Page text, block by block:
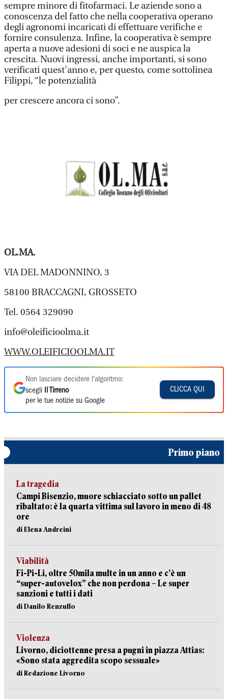
sempre minore di fitofarmaci. Le aziende sono a
conoscenza del fatto che nella cooperativa operano
degli agronomi incaricati di effettuare verifiche e
fornire consulenza. Infine, la cooperativa è sempre
aperta a nuove adesioni di soci e ne auspica la
crescita. Nuovi ingressi, anche importanti, si sono
verificati quest’anno e, per questo, come sottolinea
Filippi, “le potenzialità
per crescere ancora ci sono”.
OL.MA.
VIA DEL MADONNINO, 3
58100 BRACCAGNI, GROSSETO
Tel. 0564 329090
info@oleificioolma.it
WWW.OLEIFICIOOLMA.IT
Non lasciare decidere l'algoritmo:
scegli
Il Tirreno
per le tue notizie su Google
CLICCA QUI
Primo piano
La tragedia
Campi Bisenzio, muore schiacciato sotto un pallet
ribaltato: è la quarta vittima sul lavoro in meno di 48
ore
di Elena Andreini
Viabilità
Fi-Pi-Li, oltre 50mila multe in un anno e c’è un
“super-autovelox” che non perdona – Le super
sanzioni e tutti i dati
di Danilo Renzullo
Violenza
Livorno, diciottenne presa a pugni in piazza Attias:
«Sono stata aggredita scopo sessuale»
di Redazione Livorno